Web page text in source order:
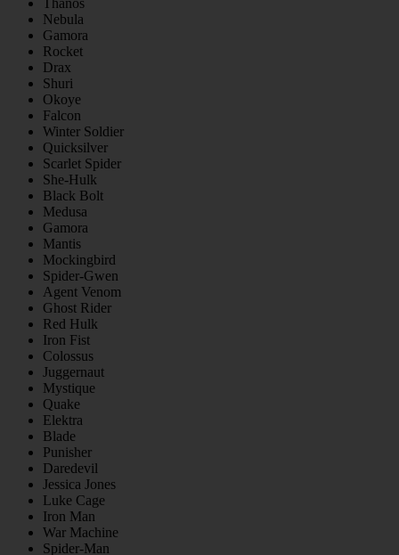
Thanos
Nebula
Gamora
Rocket
Drax
Shuri
Okoye
Falcon
Winter Soldier
Quicksilver
Scarlet Spider
She-Hulk
Black Bolt
Medusa
Gamora
Mantis
Mockingbird
Spider-Gwen
Agent Venom
Ghost Rider
Red Hulk
Iron Fist
Colossus
Juggernaut
Mystique
Quake
Elektra
Blade
Punisher
Daredevil
Jessica Jones
Luke Cage
Iron Man
War Machine
Spider-Man